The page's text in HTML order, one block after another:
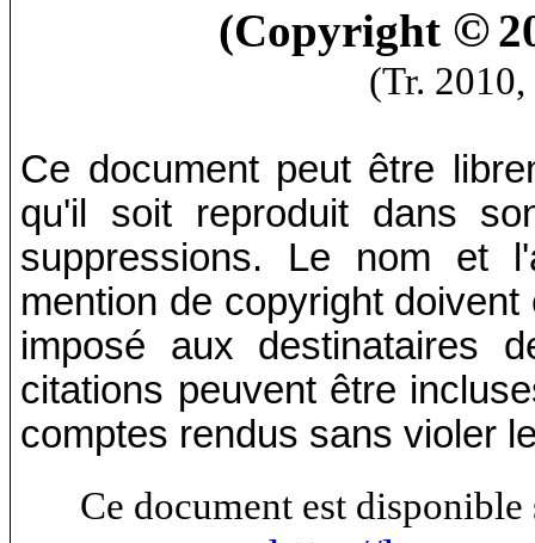
(Copyright ©
(Tr.
Ce document peut être
qu'il soit reproduit dans
suppressions. Le nom et
mention de copyright
imposé aux destinataires
citations peuvent être
comptes rendus sans violer
Ce document est